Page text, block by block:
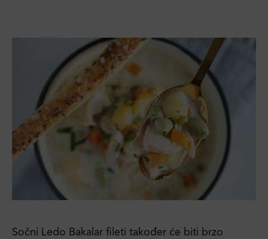
Sočni Ledo Bakalar fileti također će biti brzo